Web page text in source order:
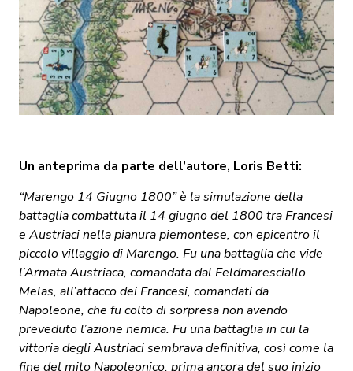
Un anteprima da parte dell’autore, Loris Betti:
“Marengo 14 Giugno 1800” è la simulazione della
battaglia combattuta il 14 giugno del 1800 tra Francesi
e Austriaci nella pianura piemontese, con epicentro il
piccolo villaggio di Marengo. Fu una battaglia che vide
l’Armata Austriaca, comandata dal Feldmaresciallo
Melas, all’attacco dei Francesi, comandati da
Napoleone, che fu colto di sorpresa non avendo
preveduto l’azione nemica. Fu una battaglia in cui la
vittoria degli Austriaci sembrava definitiva, così come la
fine del mito Napoleonico, prima ancora del suo inizio